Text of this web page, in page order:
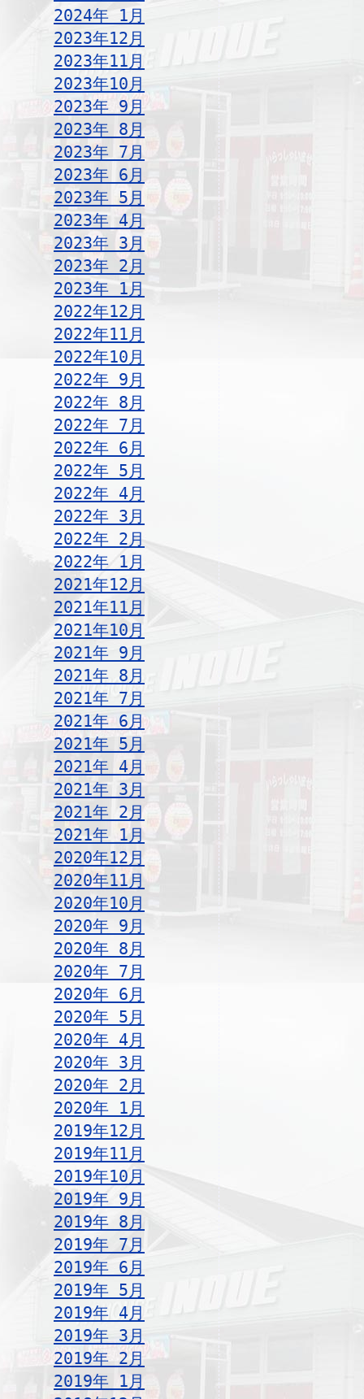
2024年 1月
2023年12月
2023年11月
2023年10月
2023年 9月
2023年 8月
2023年 7月
2023年 6月
2023年 5月
2023年 4月
2023年 3月
2023年 2月
2023年 1月
2022年12月
2022年11月
2022年10月
2022年 9月
2022年 8月
2022年 7月
2022年 6月
2022年 5月
2022年 4月
2022年 3月
2022年 2月
2022年 1月
2021年12月
2021年11月
2021年10月
2021年 9月
2021年 8月
2021年 7月
2021年 6月
2021年 5月
2021年 4月
2021年 3月
2021年 2月
2021年 1月
2020年12月
2020年11月
2020年10月
2020年 9月
2020年 8月
2020年 7月
2020年 6月
2020年 5月
2020年 4月
2020年 3月
2020年 2月
2020年 1月
2019年12月
2019年11月
2019年10月
2019年 9月
2019年 8月
2019年 7月
2019年 6月
2019年 5月
2019年 4月
2019年 3月
2019年 2月
2019年 1月